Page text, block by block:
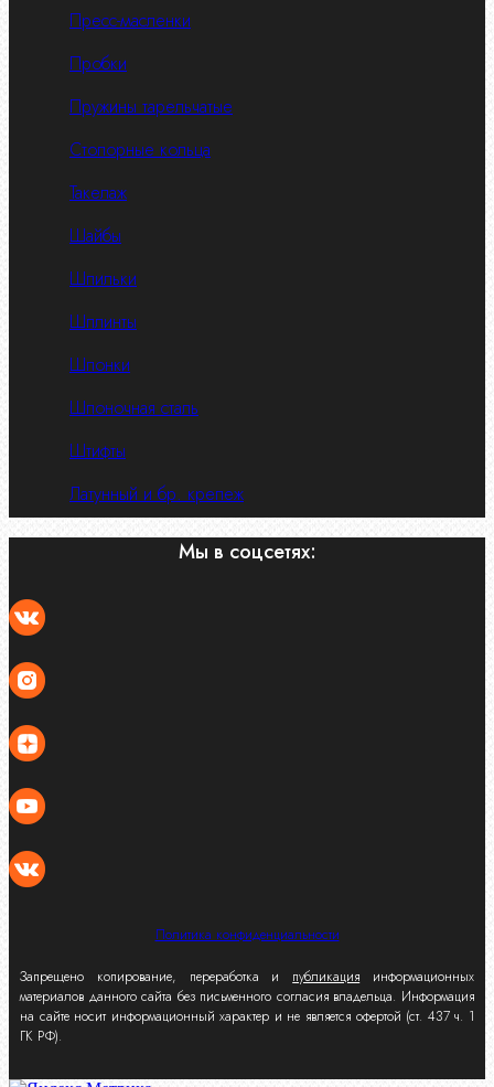
Пресс-масленки
Пробки
Пружины тарельчатые
Стопорные кольца
Такелаж
Шайбы
Шпильки
Шплинты
Шпонки
Шпоночная сталь
Штифты
Латунный и бр. крепеж
Мы в соцсетях:
Политика конфиденциальности
Запрещено копирование, переработка и публикация информационных
материалов данного сайта без письменного согласия владельца. Информация
на сайте носит информационный характер и не является офертой (ст. 437 ч. 1
ГК РФ).